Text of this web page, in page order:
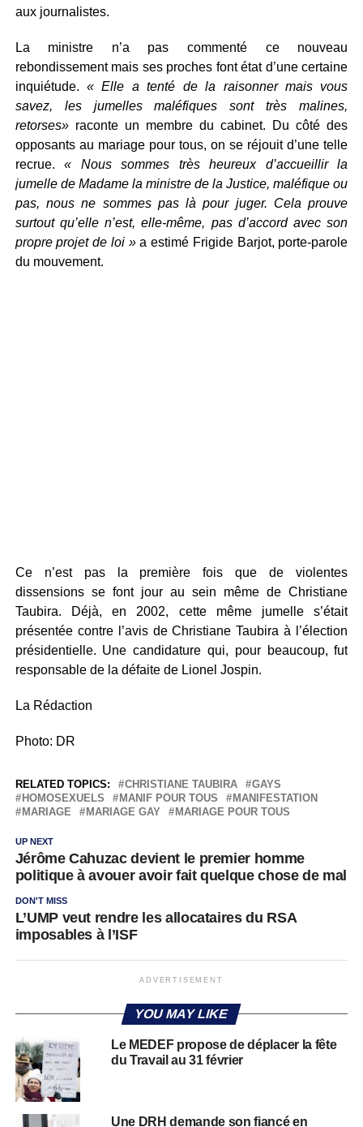
aux journalistes.
La ministre n’a pas commenté ce nouveau
rebondissement mais ses proches font état d’une certaine
inquiétude.« Elle a tenté de la raisonner mais vous
savez, les jumelles maléfiques sont très malines,
retorses»raconte un membre du cabinet. Du côté des
opposants au mariage pour tous, on se réjouit d’une telle
recrue.« Nous sommes très heureux d’accueillir la
jumelle de Madame la ministre de la Justice, maléfique ou
pas, nous ne sommes pas là pour juger. Cela prouve
surtout qu’elle n’est, elle-même, pas d’accord avec son
propre projet de loi »a estimé Frigide Barjot, porte-parole
du mouvement.
Ce n’est pas la première fois que de violentes
dissensions se font jour au sein même de Christiane
Taubira. Déjà, en 2002, cette même jumelle s’était
présentée contre l’avis de Christiane Taubira à l’élection
présidentielle. Une candidature qui, pour beaucoup, fut
responsable de la défaite de Lionel Jospin.
La Rédaction
Photo: DR
RELATED TOPICS: CHRISTIANE TAUBIRA
GAYS
HOMOSEXUELS
MANIF POUR TOUS
MANIFESTATION
MARIAGE
MARIAGE GAY MARIAGE POUR TOUS
UP NEXT
Jérôme Cahuzac devient le premier homme
politique à avouer avoir fait quelque chose de mal
DON'T MISS
L’UMP veut rendre les allocataires du RSA
imposables à l’ISF
ADVERTISEMENT
YOU MAY LIKE
Le MEDEF propose de déplacer la fête
du Travail au 31 février
Une DRH demande son fiancé en